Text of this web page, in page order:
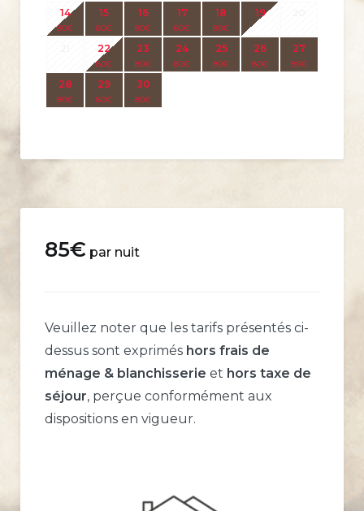
14
80€
15
80€
16
80€
17
80€
18
80€
19
22
80€
23
80€
24
80€
25
80€
26
80€
27
80€
28
80€
29
80€
30
80€
85€ par nuit
Veuillez noter que les tarifs présentés ci-
dessus sont exprimés hors frais de
ménage & blanchisserie et hors taxe de
séjour, perçue conformément aux
dispositions en vigueur.